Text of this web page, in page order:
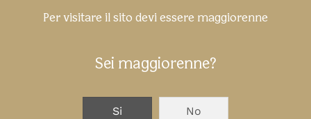
Per visitare il sito devi essere maggiorenne
Sei maggiorenne?
Si No